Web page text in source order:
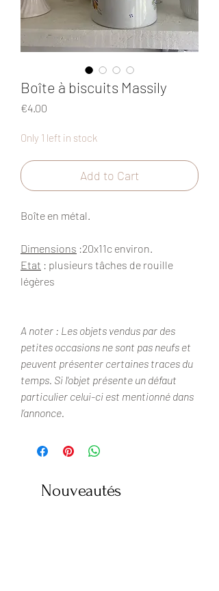
Boîte à biscuits Massily
€4.00
Only 1 left in stock
Add to Cart
Boîte en métal.
Dimensions :20x11c environ.
Etat : plusieurs tâches de rouille
légères
A noter : Les objets vendus par des
petites occasions ne sont pas neufs et
peuvent présenter certaines traces du
temps. Si l'objet présente un défaut
particulier celui-ci est mentionné dans
l’annonce.
Nouveautés